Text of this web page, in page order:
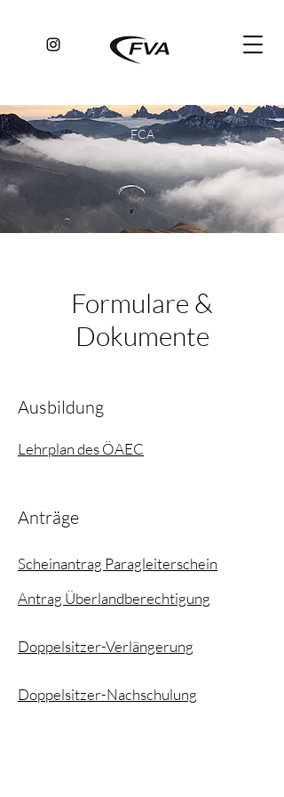
FCA
Formulare &
Dokumente
Ausbildung
Lehrplan des ÖAEC
Anträge
Scheinantrag Paragleiterschein
Antrag Überlandberechtigung
Doppelsitzer-Verlängerung
Doppelsitzer-Nachschulung